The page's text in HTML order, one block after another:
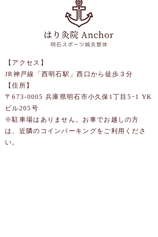
【アクセス】
JR神戸線「西明石駅」西口から徒歩３分
【住所】
〒673-0005 兵庫県明石市小久保1丁目5−1 YK
ビル205号
​※駐車場はありません。お車でお越しの方
は、近隣のコインパーキングをご利用くださ
い。